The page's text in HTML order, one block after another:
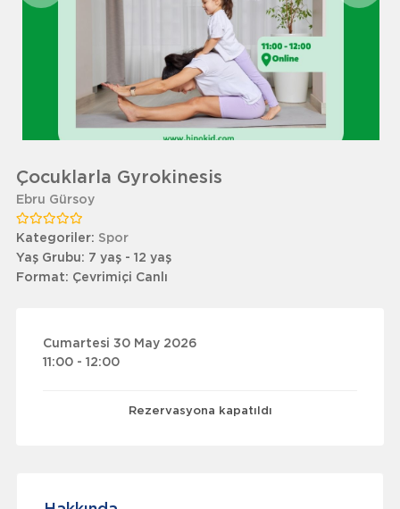
Çocuklarla Gyrokinesis
Ebru Gürsoy
Kategoriler: Spor
Yaş Grubu: 7 yaş - 12 yaş
Format: Çevrimiçi Canlı
Cumartesi 30 May 2026
11:00 - 12:00
Rezervasyona kapatıldı